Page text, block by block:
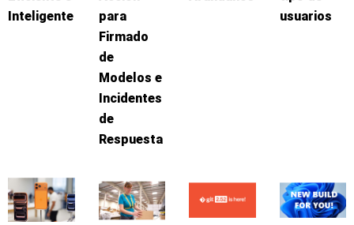
Inteligente
para
Firmado
de
Modelos e
Incidentes
de
Respuesta
usuarios